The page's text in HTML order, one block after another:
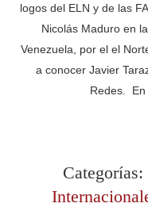
logos del ELN y de las
Nicolás Maduro en
Venezuela, por el el
a conocer Javier
Redes.
Categorías: